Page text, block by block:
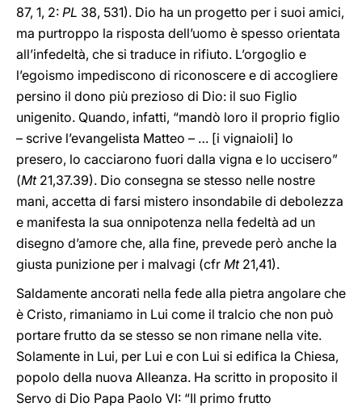
87, 1, 2: PL 38, 531). Dio ha un progetto per i suoi amici,
ma purtroppo la risposta dell’uomo è spesso orientata
all’infedeltà, che si traduce in rifiuto. L’orgoglio e
l’egoismo impediscono di riconoscere e di accogliere
persino il dono più prezioso di Dio: il suo Figlio
unigenito. Quando, infatti, “mandò loro il proprio figlio
– scrive l’evangelista Matteo – … [i vignaioli] lo
presero, lo cacciarono fuori dalla vigna e lo uccisero”
(Mt21,37.39). Dio consegna se stesso nelle nostre
mani, accetta di farsi mistero insondabile di debolezza
e manifesta la sua onnipotenza nella fedeltà ad un
disegno d’amore che, alla fine, prevede però anche la
giusta punizione per i malvagi (cfr Mt21,41).
Saldamente ancorati nella fede alla pietra angolare che
è Cristo, rimaniamo in Lui come il tralcio che non può
portare frutto da se stesso se non rimane nella vite.
Solamente in Lui, per Lui e con Lui si edifica la Chiesa,
popolo della nuova Alleanza. Ha scritto in proposito il
Servo di Dio Papa Paolo VI: “Il primo frutto